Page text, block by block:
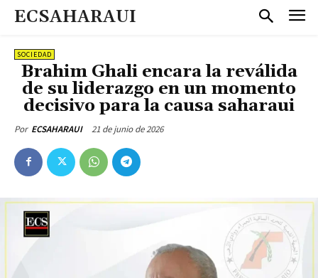
ECSAHARAUI
SOCIEDAD
Brahim Ghali encara la reválida
de su liderazgo en un momento
decisivo para la causa saharaui
Por ECSAHARAUI 21 de junio de 2026